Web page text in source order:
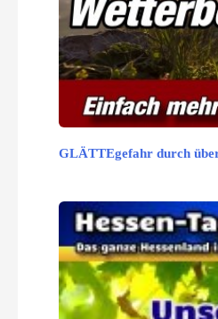
GLÄTTEgefahr durch